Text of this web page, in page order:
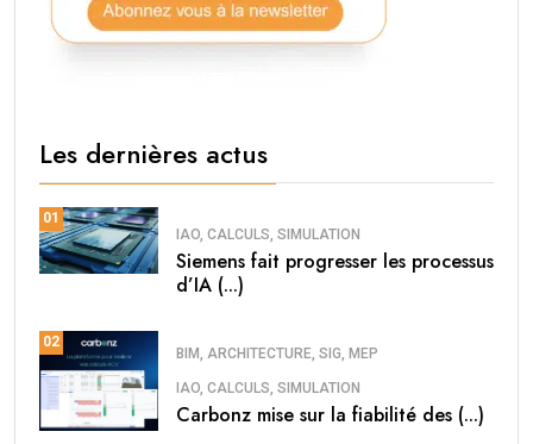
Les dernières actus
01
IAO, CALCULS, SIMULATION
Siemens fait progresser les processus
d’IA (...)
02
BIM, ARCHITECTURE, SIG, MEP
IAO, CALCULS, SIMULATION
Carbonz mise sur la fiabilité des (...)